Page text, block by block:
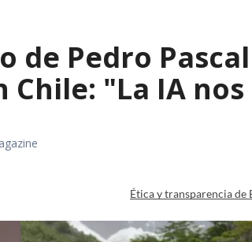
de Pedro
"La IA
Ética y transparencia de